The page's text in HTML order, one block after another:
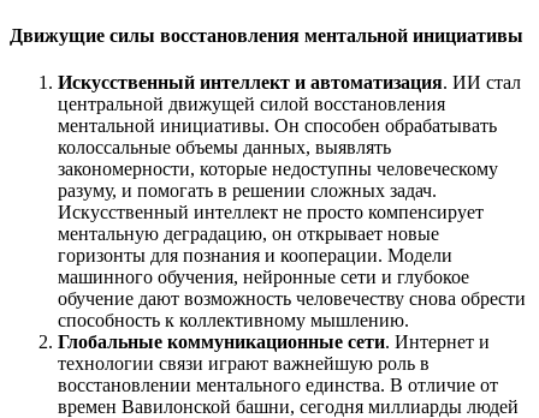
Движущие силы восстановления ментальной инициативы
Искусственный интеллект и автоматизация. ИИ стал
центральной движущей силой восстановления
ментальной инициативы. Он способен обрабатывать
колоссальные объемы данных, выявлять
закономерности, которые недоступны человеческому
разуму, и помогать в решении сложных задач.
Искусственный интеллект не просто компенсирует
ментальную деградацию, он открывает новые
горизонты для познания и кооперации. Модели
машинного обучения, нейронные сети и глубокое
обучение дают возможность человечеству снова обрести
способность к коллективному мышлению.
Глобальные коммуникационные сети. Интернет и
технологии связи играют важнейшую роль в
восстановлении ментального единства. В отличие от
времен Вавилонской башни, сегодня миллиарды людей